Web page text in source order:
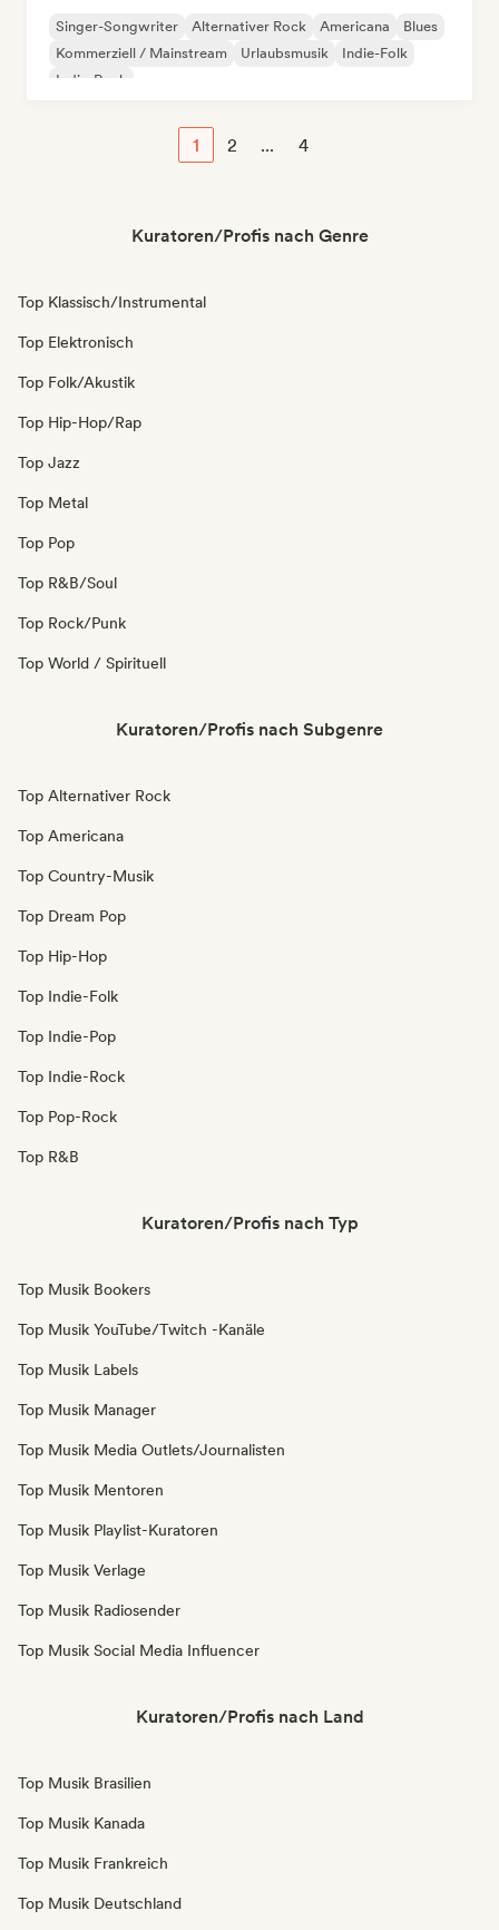
Singer-Songwriter Alternativer Rock Americana
Blues
Kommerziell / Mainstream
Urlaubsmusik
Indie-Folk
Indie-Rock
1 2 ... 4
Kuratoren/Profis nach Genre
Top Klassisch/Instrumental
Top Elektronisch
Top Folk/Akustik
Top Hip-Hop/Rap
Top Jazz
Top Metal
Top Pop
Top R&B/Soul
Top Rock/Punk
Top World / Spirituell
Kuratoren/Profis nach Subgenre
Top Alternativer Rock
Top Americana
Top Country-Musik
Top Dream Pop
Top Hip-Hop
Top Indie-Folk
Top Indie-Pop
Top Indie-Rock
Top Pop-Rock
Top R&B
Kuratoren/Profis nach Typ
Top Musik Bookers
Top Musik YouTube/Twitch -Kanäle
Top Musik Labels
Top Musik Manager
Top Musik Media Outlets/Journalisten
Top Musik Mentoren
Top Musik Playlist-Kuratoren
Top Musik Verlage
Top Musik Radiosender
Top Musik Social Media Influencer
Kuratoren/Profis nach Land
Top Musik Brasilien
Top Musik Kanada
Top Musik Frankreich
Top Musik Deutschland